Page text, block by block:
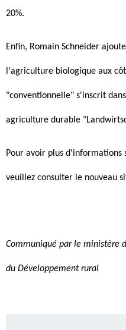
20%.
Enfin, Romain Schneider
l'agriculture biologique aux
"conventionnelle" s'inscrit
agriculture durable
Pour avoir plus
veuillez consulter le nouveau
Communiqué par le ministère
du Développement rural